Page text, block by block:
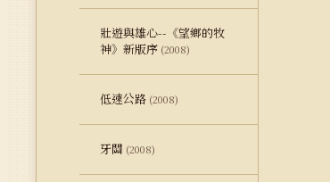
壯遊與雄心--《望鄉的牧
神》新版序 (2008)
低速公路 (2008)
牙關 (2008)